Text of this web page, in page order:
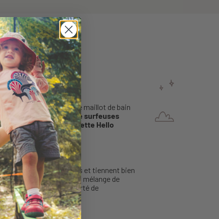
punchy rendent ce maillot de bain
renfort defleurs et de surfeuses
soleil ou une casquette Hello
bretelles ne tombent pas et tiennent bien
Fabriqué dans un mélange de
qui laisse une belle liberté de